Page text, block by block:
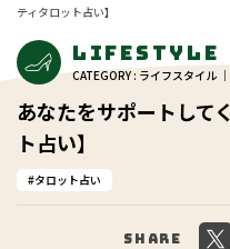
ティタロット占い】
Lifestyle
CATEGORY : ライフスタイル
あなたをサポートして
ト占い】
タロット占い
Share